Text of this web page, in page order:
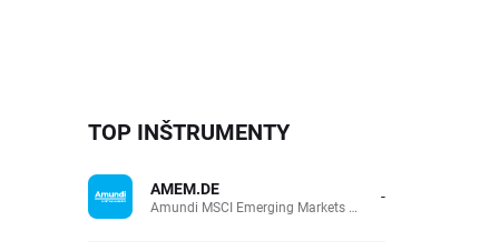
TOP INŠTRUMENTY
AMEM.DE
Amundi MSCI Emerging Markets UCITS (Acc EUR) -